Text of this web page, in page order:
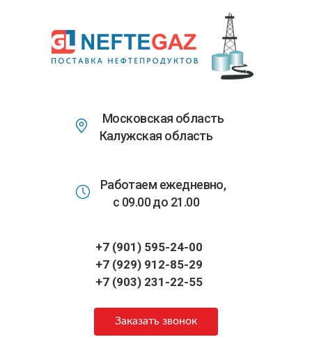
основному
содержанию
Московская область
Калужская область
Работаем ежедневно,
с 09.00 до 21.00
+7 (901) 595-24-00
+7 (929) 912-85-29
+7 (903) 231-22-55
Заказать звонок